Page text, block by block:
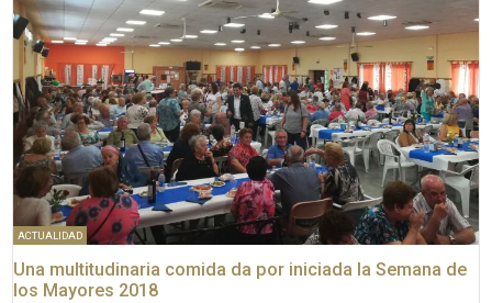
ACTUALIDAD
Una multitudinaria comida da por iniciada la Semana de
los Mayores 2018